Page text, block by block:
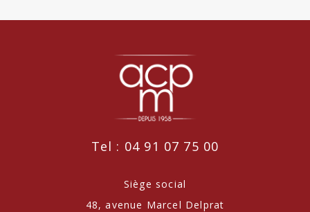
Tel : 04 91 07 75 00
Siège social
48, avenue Marcel Delprat